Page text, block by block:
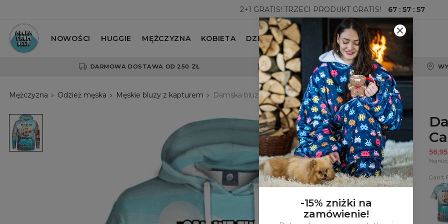
2+1 GRATIS! TRZECI PRODUKT GRATIS! 67 : 57 : 56
NOWOŚCI HUGGIE MĘŻCZYZNA KOBIETA DZIECKO
DARMOWA DOSTAWA OD 250 ZŁ 100-DNIOWE PRAWO ZWROTU
Mężczyzna Odzież męska Męskie bluzy z kapturem Damska bluza z kapturem Can't Fix
Damska
bluza
z
kapturem
Can't
Fix
Can't
shirt
Can't
Fix
-15% zniżki na
zamówienie!